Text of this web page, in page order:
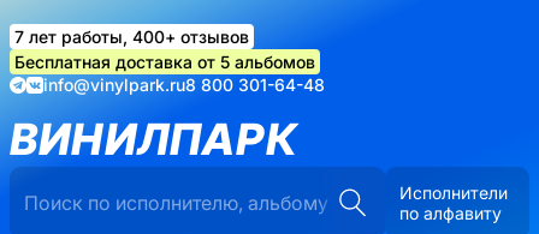
7 лет работы, 400+ отзывов
Бесплатная доставка от 5 альбомов
info@vinylpark.ru8 800 301-64-48
ВИНИЛПАРК
Исполнители
по алфавиту